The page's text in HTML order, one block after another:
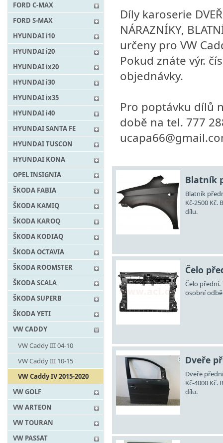
FORD C-MAX
FORD S-MAX
HYUNDAI i10
HYUNDAI i20
HYUNDAI ix20
HYUNDAI i30
HYUNDAI ix35
HYUNDAI i40
HYUNDAI SANTA FE
HYUNDAI TUSCON
HYUNDAI KONA
OPEL INSIGNIA
ŠKODA FABIA
ŠKODA KAMIQ
ŠKODA KAROQ
ŠKODA KODIAQ
ŠKODA OCTAVIA
ŠKODA ROOMSTER
ŠKODA SCALA
ŠKODA SUPERB
ŠKODA YETI
VW CADDY
VW Caddy III 04-10
VW Caddy III 10-15
VW Caddy IV 2015-2020
VW GOLF
VW ARTEON
VW TOURAN
VW PASSAT
Díly karoserie
NÁRAZNÍKY,
určeny pro VW
Pokud znáte výr.
objednávky.
Pro poptávku dílů
době na tel. 777
Blatník
Blatník
Kč-2500 Kč.
dílu.
Čelo
Čelo přední.
osobní
Dveře
Dveře
Kč-4000 Kč.
dílu.